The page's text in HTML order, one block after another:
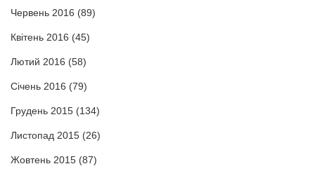
Червень 2016 (89)
Квітень 2016 (45)
Лютий 2016 (58)
Січень 2016 (79)
Грудень 2015 (134)
Листопад 2015 (26)
Жовтень 2015 (87)